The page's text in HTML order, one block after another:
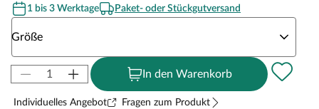
1 bis 3 Werktage
Paket- oder Stückgutversand
Größe
In den Warenkorb
Individuelles Angebot Fragen zum Produkt